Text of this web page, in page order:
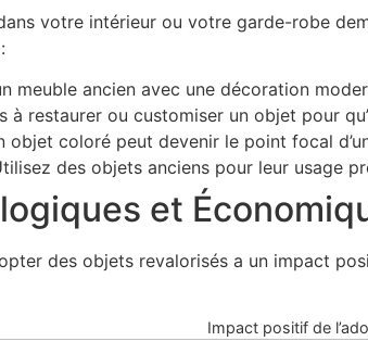
votre intérieur ou votre garde-robe
meuble ancien avec une décoration
à restaurer ou customiser un objet pour
objet coloré peut devenir le point focal
des objets anciens pour leur usage
et
des objets revalorisés a un impact
Impact positif de